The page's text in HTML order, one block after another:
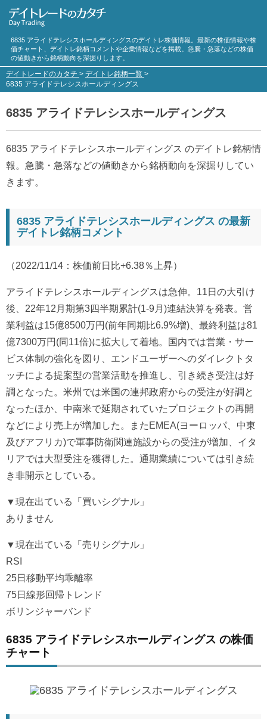
6835 アライドテレシスホールディングスのデイトレ株価情報。最新の株価情報や株
価チャート、デイトレ銘柄コメントや企業情報などを掲載。急騰・急落などの株価
の値動きから銘柄動向を深掘りします。
デイトレードのカタチ > デイトレ銘柄一覧 >
6835 アライドテレシスホールディングス
6835 アライドテレシスホールディングス
6835 アライドテレシスホールディングス のデイトレ銘柄情
報。急騰・急落などの値動きから銘柄動向を深掘りしてい
きます。
6835 アライドテレシスホールディングス の最新
デイトレ銘柄コメント
（2022/11/14：株価前日比+6.38％上昇）
アライドテレシスホールディングスは急伸。11日の大引け
後、22年12月期第3四半期累計(1-9月)連結決算を発表。営
業利益は15億8500万円(前年同期比6.9%増)、最終利益は81
億7300万円(同11倍)に拡大して着地。国内では営業・サー
ビス体制の強化を図り、エンドユーザーへのダイレクトタ
ッチによる提案型の営業活動を推進し、引き続き受注は好
調となった。米州では米国の連邦政府からの受注が好調と
なったほか、中南米で延期されていたプロジェクトの再開
などにより売上が増加した。またEMEA(ヨーロッパ、中東
及びアフリカ)で軍事防衛関連施設からの受注が増加、イタ
リアでは大型受注を獲得した。通期業績については引き続
き非開示としている。
▼現在出ている「買いシグナル」
ありません
▼現在出ている「売りシグナル」
RSI
25日移動平均乖離率
75日線形回帰トレンド
ボリンジャーバンド
6835 アライドテレシスホールディングス の株価
チャート